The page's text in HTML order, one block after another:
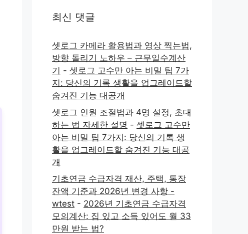
최신 댓글
셋로그 카메라 활용법과 영상 찍는법,
방향 돌리기 노하우 – 근무일수계산
기 - 셋로그 고수만 아는 비밀 팁 7가
지: 당신의 기록 생활을 업그레이드할
숨겨진 기능 대공개
셋로그 인원 조절법과 4명 설정, 초대
하는 법 자세한 설명 - 셋로그 고수만
아는 비밀 팁 7가지: 당신의 기록 생
활을 업그레이드할 숨겨진 기능 대공
개
기초연금 수급자격 재산, 주택, 통장
잔액 기준과 2026년 변경 사항 -
wtest - 2026년 기초연금 수급자격
모의계산: 집 있고 소득 있어도 월 33
만원 받는 법?